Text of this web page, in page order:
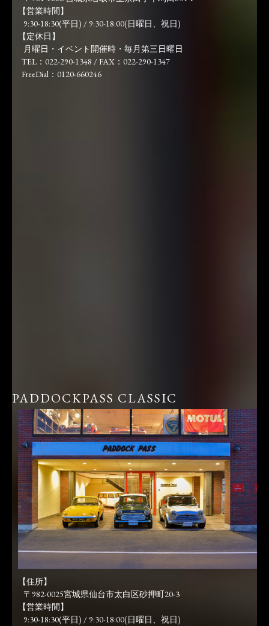
【営業時間】
9:30-18:30(平日) / 9:30-18:00(日曜日、祝日)
【定休日】
月曜日・イベント開催時・毎月第三日曜日
TEL：022-290-1348 / FAX：022-290-1347
FreeDial：0120-660246
PADDOCKPASS CLASSIC
【住所】
〒982-0025宮城県仙台市太白区砂押町20-3
【営業時間】
9:30-18:30(平日) / 9:30-18:00(日曜日、祝日)